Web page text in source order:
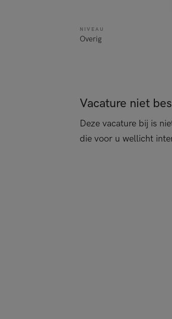
NIVEAU
Overig
Vacature niet
Deze vacature bij is
die voor u wellicht